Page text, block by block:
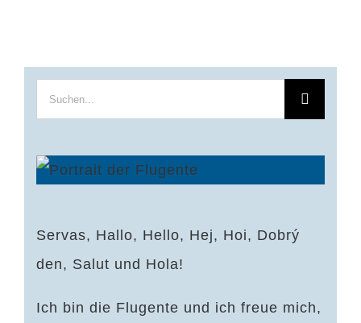
Suche
nach:
Servas, Hallo, Hello, Hej, Hoi, Dobrý
den, Salut und Hola!
Ich bin die Flugente und ich freue mich,